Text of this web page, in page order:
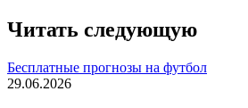
Читать следующую
Бесплатные прогнозы на футбол
29.06.2026